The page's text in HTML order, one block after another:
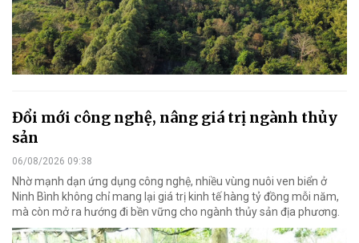
Đổi mới công nghệ, nâng giá trị ngành thủy
sản
06/08/2026 09:38
Nhờ mạnh dạn ứng dụng công nghệ, nhiều vùng nuôi ven biển ở
Ninh Bình không chỉ mang lại giá trị kinh tế hàng tỷ đồng mỗi năm,
mà còn mở ra hướng đi bền vững cho ngành thủy sản địa phương.